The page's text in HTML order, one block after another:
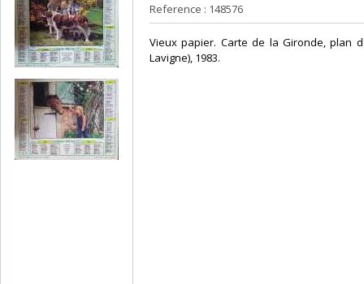
Reference : 148576
‎Vieux papier. Carte de la Gironde, plan
Lavigne), 1983.‎